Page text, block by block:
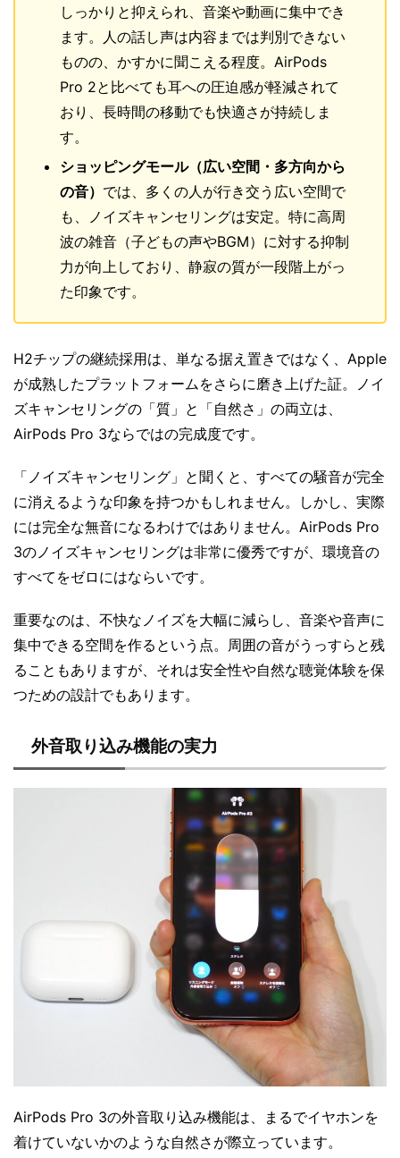
しっかりと抑えられ、音楽や動画に集中でき
ます。人の話し声は内容までは判別できない
ものの、かすかに聞こえる程度。AirPods
Pro 2と比べても耳への圧迫感が軽減されて
おり、長時間の移動でも快適さが持続しま
す。
ショッピングモール（広い空間・多方向から
の音） では、多くの人が行き交う広い空間で
も、ノイズキャンセリングは安定。特に高周
波の雑音（子どもの声やBGM）に対する抑制
力が向上しており、静寂の質が一段階上がっ
た印象です。
H2チップの継続採用は、単なる据え置きではなく、Apple
が成熟したプラットフォームをさらに磨き上げた証。ノイ
ズキャンセリングの「質」と「自然さ」の両立は、
AirPods Pro 3ならではの完成度です。
「ノイズキャンセリング」と聞くと、すべての騒音が完全
に消えるような印象を持つかもしれません。しかし、実際
には完全な無音になるわけではありません。AirPods Pro
3のノイズキャンセリングは非常に優秀ですが、環境音の
すべてをゼロにはならいです。
重要なのは、不快なノイズを大幅に減らし、音楽や音声に
集中できる空間を作るという点。周囲の音がうっすらと残
ることもありますが、それは安全性や自然な聴覚体験を保
つための設計でもあります。
外音取り込み機能の実力
AirPods Pro 3の外音取り込み機能は、まるでイヤホンを
着けていないかのような自然さが際立っています。